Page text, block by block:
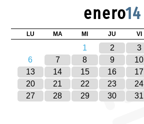
enero14
LU MA MI JU VI
1 2 3
6
7 8 9 10
13
14 15 16 17
20
21 22 23 24
27
28 29 30 31